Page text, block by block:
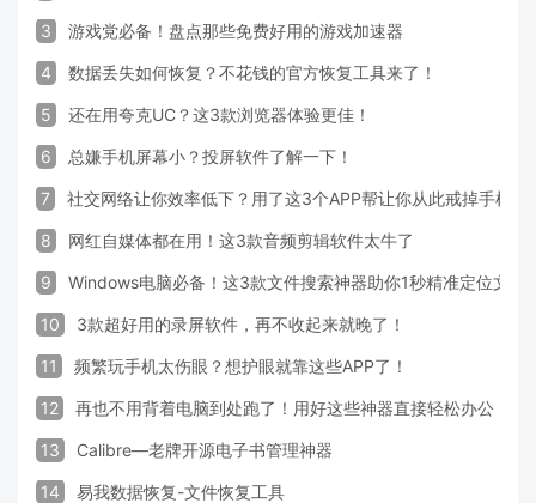
3 游戏党必备！盘点那些免费好用的游戏加速器
4 数据丢失如何恢复？不花钱的官方恢复工具来了！
5 还在用夸克UC？这3款浏览器体验更佳！
6 总嫌手机屏幕小？投屏软件了解一下！
7 社交网络让你效率低下？用了这3个APP帮让你从此戒掉手机！
8 网红自媒体都在用！这3款音频剪辑软件太牛了
9 Windows电脑必备！这3款文件搜索神器助你1秒精准定位文件
10 3款超好用的录屏软件，再不收起来就晚了！
11 频繁玩手机太伤眼？想护眼就靠这些APP了！
12 再也不用背着电脑到处跑了！用好这些神器直接轻松办公
13 Calibre—老牌开源电子书管理神器
14 易我数据恢复-文件恢复工具